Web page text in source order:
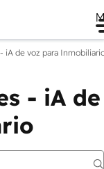
iA de voz para
- iA de